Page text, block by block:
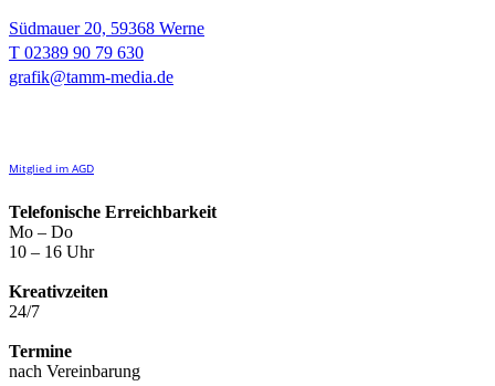
Südmauer 20, 59368 Werne
T 02389 90 79 630
grafik@tamm-media.de
Mitglied im AGD
Telefonische Erreichbarkeit
Mo – Do
10 – 16 Uhr
Kreativzeiten
24/7
Termine
nach Vereinbarung